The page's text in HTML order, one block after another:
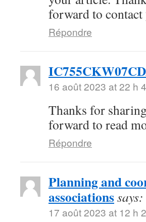
forward to
Répondre
16 août 2023 at 22 h
Thanks for
forward to read
Répondre
Planning and
associationssays:
17 août 2023 at 12 h